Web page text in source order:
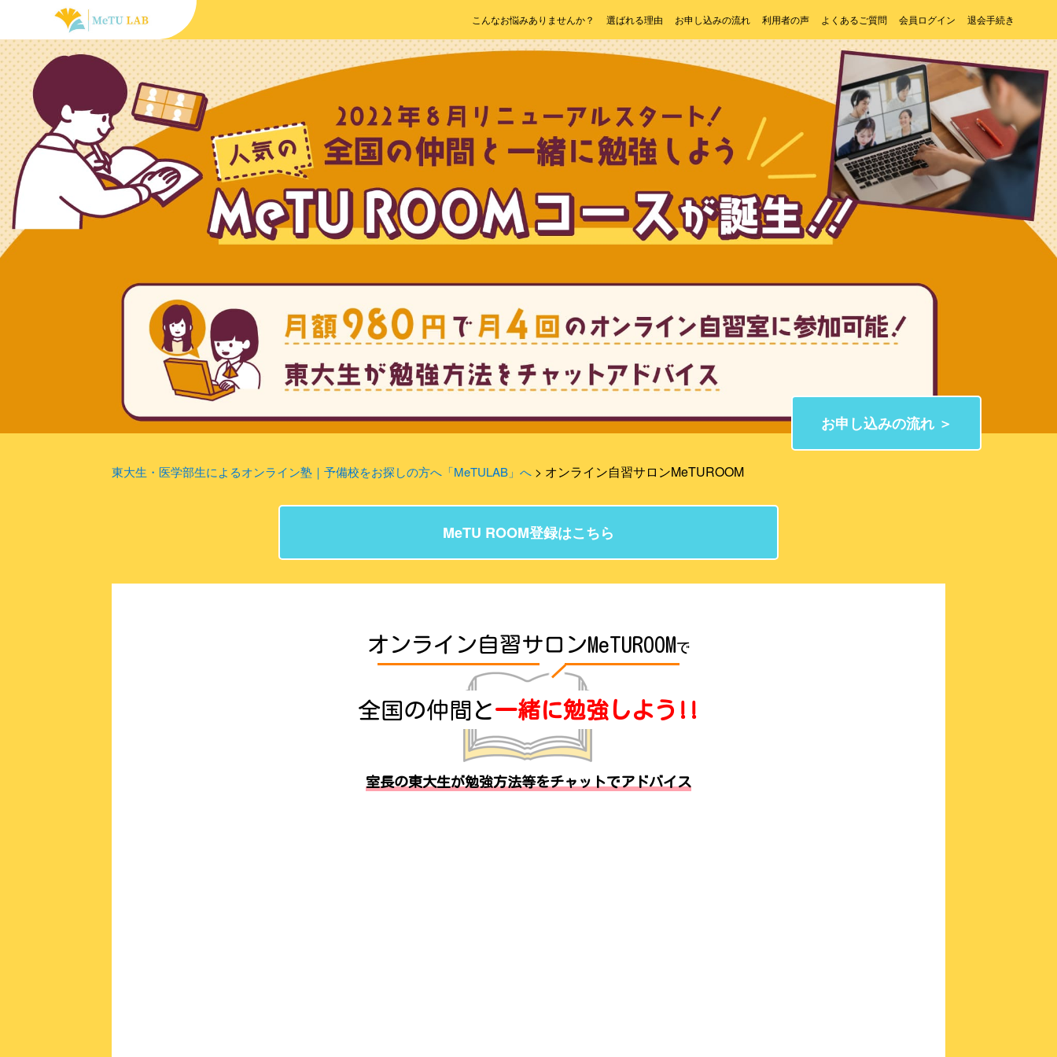
こんなお悩みありませんか？ 選ばれる理由 お申し込みの流れ 利用者の声 よくあるご質問 会員ログイン 退会手続き
お申し込みの流れ ＞
東大生・医学部生によるオンライン塾｜予備校をお探しの方へ「MeTULAB」へ > オンライン自習サロンMeTUROOM
MeTU ROOM登録はこちら
オンライン自習サロンMeTUROOMで
全国の仲間と一緒に勉強しよう!!
室長の東大生が勉強方法等をチャットでアドバイス